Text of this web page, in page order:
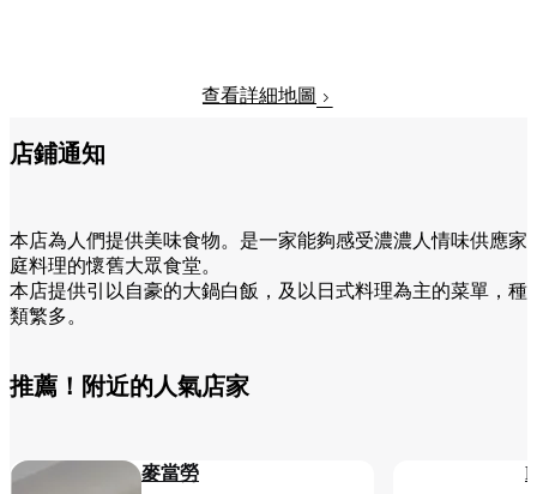
查看詳細地圖
店鋪通知
本店為人們提供美味食物。是一家能夠感受濃濃人情味供應家
庭料理的懷舊大眾食堂。
本店提供引以自豪的大鍋白飯，及以日式料理為主的菜單，種
類繁多。
推薦！附近的人氣店家
麥當勞